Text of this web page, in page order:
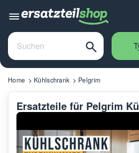
Home Kühlschrank Pelgrim
Ersatzteile für Pelgrim